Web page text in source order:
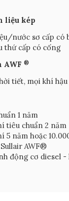
liệu kép
nước sơ cấp
thứ cấp có cống
AWF ®
tiết, mọi khí hậu
1 năm
tiêu chuẩn 2 năm
5 năm hoặc
AWF®
động cơ diesel